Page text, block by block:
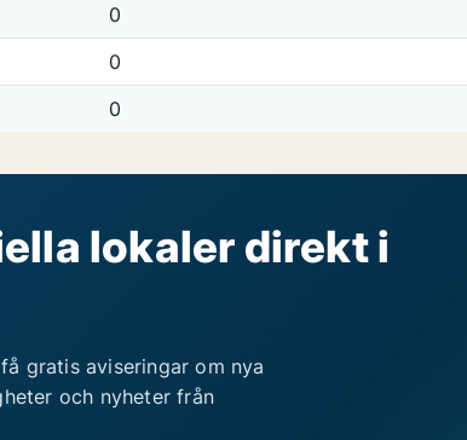
0
0
0
lokaler direkt i
gratis aviseringar om nya
och nyheter från